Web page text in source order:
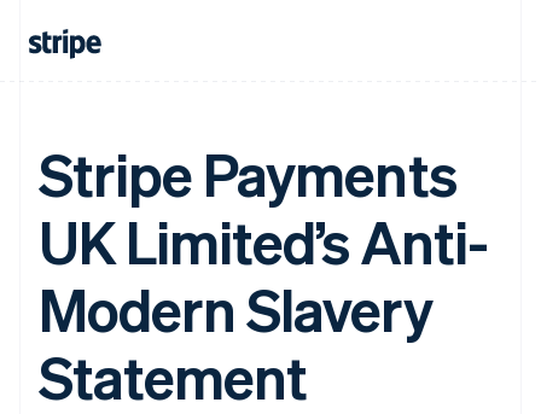
Stripe Payments
UK Limited’s Anti-
Modern Slavery
Statement
English
English
États-Unis
Español
Finlande
English Svenska
FrançaisEnglish
Gibraltar
Grèce
English